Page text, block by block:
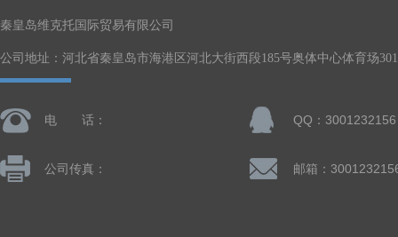
秦皇岛维克托国际贸易有限公司
公司地址：河北省秦皇岛市海港区河北大街西段185号奥体中心体育场
电 话： QQ：3001232156
公司传真： 邮箱：